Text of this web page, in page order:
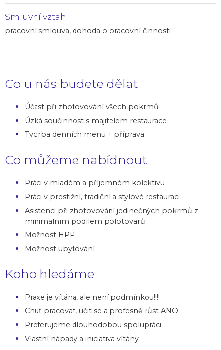
Smluvní vztah:
pracovní smlouva, dohoda o pracovní činnosti
Co u nás budete dělat
Účast při zhotovování všech pokrmů
Úzká součinnost s majitelem restaurace
Tvorba denních menu + příprava
Co můžeme nabídnout
Práci v mladém a příjemném kolektivu
Práci v prestižní, tradiční a stylové restauraci
Asistenci při zhotovování jedinečných pokrmů z
minimálním podílem polotovarů
Možnost HPP
Možnost ubytování
Koho hledáme
Praxe je vítána, ale není podmínkou!!!!
Chuť pracovat, učit se a profesně růst ANO
Preferujeme dlouhodobou spolupráci
Vlastní nápady a iniciativa vítány